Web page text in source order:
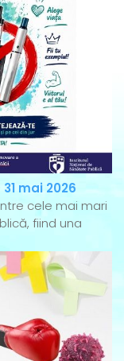
31 mai 2026
cele mai mari
fiind una